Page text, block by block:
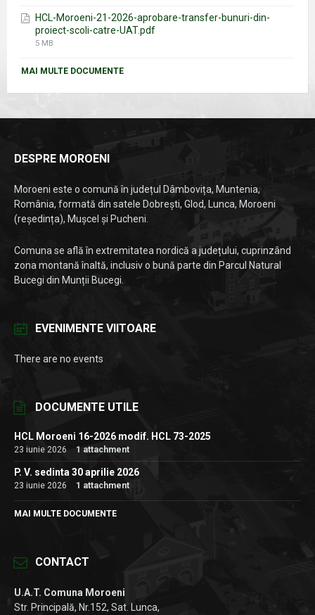
HCL-Moroeni-21-2026-aprobare-transfer-bunuri-din-
proiect-scoli-catre-UAT.pdf
File
5 MB
MAI MULTE DOCUMENTE
DESPRE MOROENI
Moroeni este o comună în județul Dâmbovița, Muntenia,
România, formată din satele Dobrești, Glod, Lunca, Moroeni
(reședința), Mușcel și Pucheni.
Comuna se află în extremitatea nordică a județului, cuprinzând
zona montană înaltă, inclusiv o bună parte din Parcul Natural
Bucegi din Munții Bucegi.
EVENIMENTE VIITOARE
There are no events
DOCUMENTE UTILE
HCL Moroeni 16-2026 modif. HCL 73-2025
23 iunie 2026 1 attachment
P. V. sedinta 30 aprilie 2026
23 iunie 2026 1 attachment
MAI MULTE DOCUMENTE
CONTACT
U.A.T. Comuna Moroeni
Str. Principală, Nr.152, Sat. Lunca,